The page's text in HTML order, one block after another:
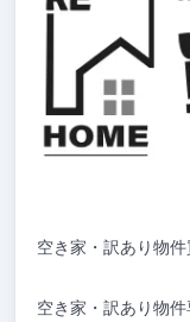
空き家・訳あり物
空き家・訳あり物